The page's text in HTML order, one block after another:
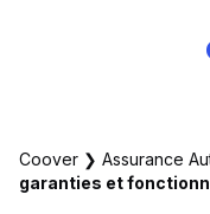
Coover ❯ Assurance
garanties et